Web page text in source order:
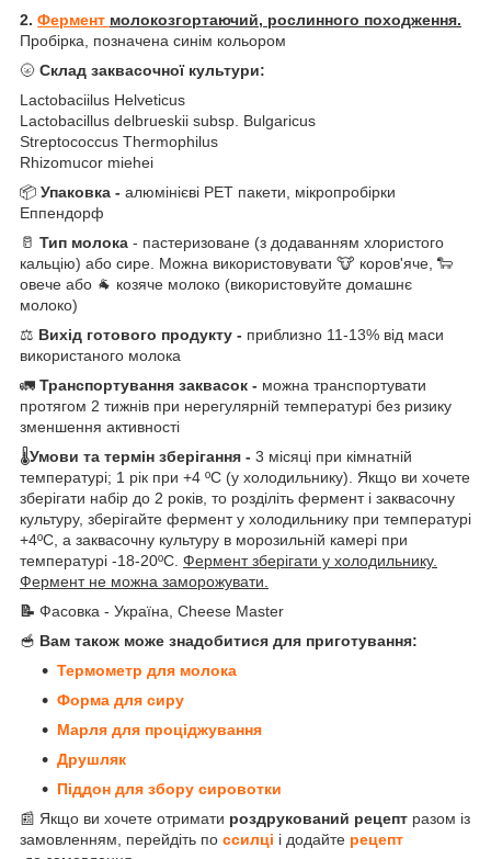
2. Фермент молокозгортаючий, рослинного походження.
Пробірка, позначена синім кольором
🌝 Склад заквасочної культури:
Lactobaciilus Helveticus
Lactobacillus delbrueskii subsp. Bulgaricus
Streptococcus Thermophilus
Rhizomucor miehei
📦 Упаковка - алюмінієві РЕТ пакети, мікропробірки
Еппендорф
🥛 Тип молока - пастеризоване (з додаванням хлористого
кальцію) або сире. Можна використовувати 🐮 коров'яче, 🐑
овече або 🐐 козяче молоко (використовуйте домашнє
молоко)
⚖️ Вихід готового продукту - приблизно 11-13% від маси
використаного молока
🚛 Транспортування заквасок - можна транспортувати
протягом 2 тижнів при нерегулярній температурі без ризику
зменшення активності
🌡Умови та термін зберігання - 3 місяці при кімнатній
температурі; 1 рік при +4 ºС (у холодильнику). Якщо ви хочете
зберігати набір до 2 років, то розділіть фермент і заквасочну
культуру, зберігайте фермент у холодильнику при температурі
+4ºС, а заквасочну культуру в морозильній камері при
температурі -18-20ºС. Фермент зберігати у холодильнику.
Фермент не можна заморожувати.
📝 Фасовка - Україна, Cheese Master
🥣 Вам також може знадобитися для приготування:
Термометр для молока
Форма для сиру
Марля для проціджування
Друшляк
Піддон для збору сировотки
📰 Якщо ви хочете отримати роздрукований рецепт разом із
замовленням, перейдіть по ссилці і додайте рецепт